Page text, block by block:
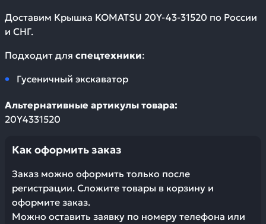
Доставим Крышка KOMATSU 20Y-43-31520 по России
и СНГ.
Подходит для спецтехники:
Гусеничный экскаватор
Альтернативные артикулы товара:
20Y4331520
Как оформить заказ
Заказ можно оформить только после
регистрации. Сложите товары в корзину и
оформите заказ.
Можно оставить заявку по номеру телефона или